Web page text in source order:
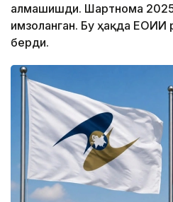
алмашишди. Шартнома
имзоланган. Бу ҳақда ЕОИИ
берди.